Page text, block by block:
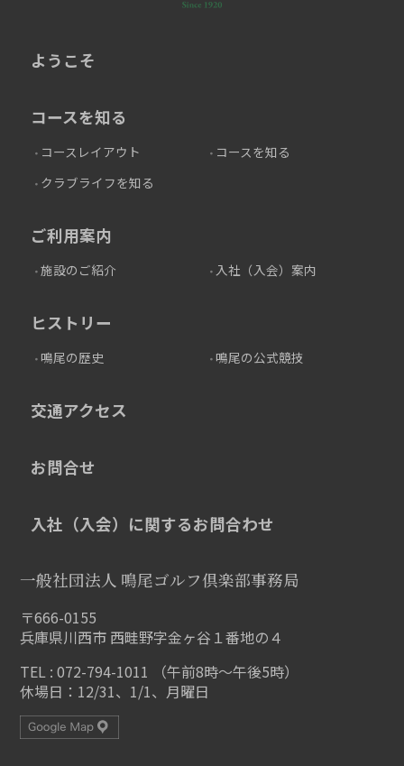
ようこそ
コースを知る
コースレイアウト
コースを知る
クラブライフを知る
ご利用案内
施設のご紹介 入社（入会）案内
ヒストリー
鳴尾の歴史 鳴尾の公式競技
交通アクセス
お問合せ
入社（入会）に関するお問合わせ
一般社団法人 鳴尾ゴルフ倶楽部事務局
〒666-0155
兵庫県川西市 西畦野字金ヶ谷１番地の４
TEL : 072-794-1011 （午前8時～午後5時）
休場日：12/31、1/1、月曜日